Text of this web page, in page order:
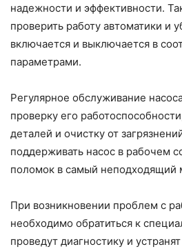
надежности и эффективности.
проверить работу автоматики и
включается и выключается в
параметрами.
Регулярное обслуживание
проверку его
деталей и очистку от
поддерживать насос в рабочем
поломок в самый неподходящий
При возникновении проблем с
необходимо обратиться к
проведут диагностику и